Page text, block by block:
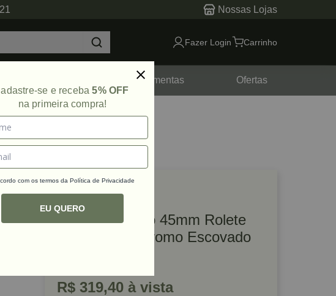
Nossas Lojas
Fazer Login Carrinho
Ferramentas Ofertas
Ref: 21633
Fechadura Evo 45mm Rolete
Externa 278 Cromo Escovado
R$ 319,40 à vista
se e receba5% OFF
na primeira compra!
com os termos da Política de Privacidade
EU QUERO